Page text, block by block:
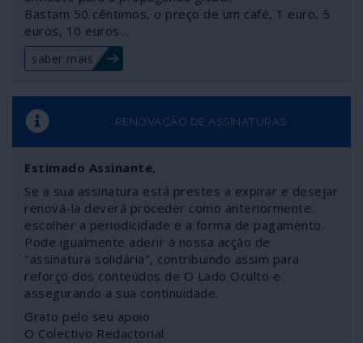
Bastam 50 cêntimos, o preço de um café, 1 euro, 5
euros, 10 euros…
saber mais
RENOVAÇÃO DE ASSINATURAS
Estimado Assinante,
Se a sua assinatura está prestes a expirar e desejar
renová-la deverá proceder como anteriormente:
escolher a periodicidade e a forma de pagamento.
Pode igualmente aderir à nossa acção de
"assinatura solidária", contribuindo assim para
reforço dos conteúdos de O Lado Oculto e
assegurando a sua continuidade.
Grato pelo seu apoio
O Colectivo Redactorial